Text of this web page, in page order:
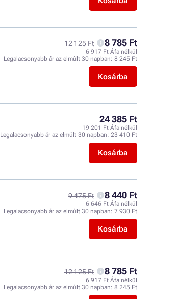
12 125 Ft 8 785 Ft
6 917 Ft Áfa nélkül
Legalacsonyabb ár az elmúlt 30 napban: 8 245 Ft
Kosárba
24 385 Ft
19 201 Ft Áfa nélkül
Legalacsonyabb ár az elmúlt 30 napban: 23 410 Ft
Kosárba
9 475 Ft 8 440 Ft
6 646 Ft Áfa nélkül
Legalacsonyabb ár az elmúlt 30 napban: 7 930 Ft
Kosárba
12 125 Ft 8 785 Ft
6 917 Ft Áfa nélkül
Legalacsonyabb ár az elmúlt 30 napban: 8 245 Ft